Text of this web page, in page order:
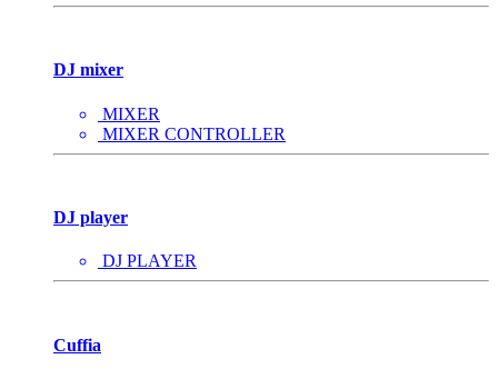
DJ mixer
MIXER
MIXER CONTROLLER
DJ player
DJ PLAYER
Cuffia